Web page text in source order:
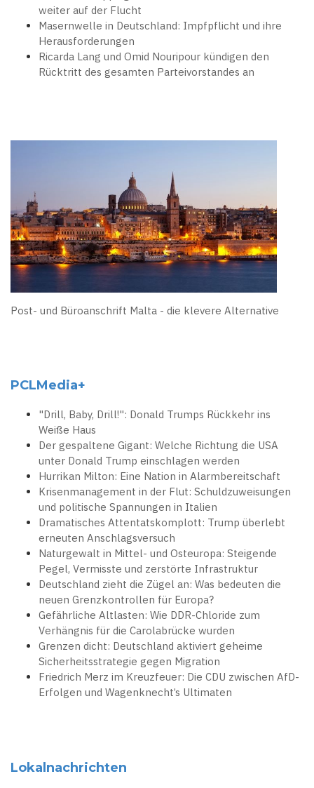
weiter auf der Flucht
Masernwelle in Deutschland: Impfpflicht und ihre
Herausforderungen
Ricarda Lang und Omid Nouripour kündigen den
Rücktritt des gesamten Parteivorstandes an
Post- und Büroanschrift Malta - die klevere Alternative
PCLMedia+
"Drill, Baby, Drill!": Donald Trumps Rückkehr ins
Weiße Haus
Der gespaltene Gigant: Welche Richtung die USA
unter Donald Trump einschlagen werden
Hurrikan Milton: Eine Nation in Alarmbereitschaft
Krisenmanagement in der Flut: Schuldzuweisungen
und politische Spannungen in Italien
Dramatisches Attentatskomplott: Trump überlebt
erneuten Anschlagsversuch
Naturgewalt in Mittel- und Osteuropa: Steigende
Pegel, Vermisste und zerstörte Infrastruktur
Deutschland zieht die Zügel an: Was bedeuten die
neuen Grenzkontrollen für Europa?
Gefährliche Altlasten: Wie DDR-Chloride zum
Verhängnis für die Carolabrücke wurden
Grenzen dicht: Deutschland aktiviert geheime
Sicherheitsstrategie gegen Migration
Friedrich Merz im Kreuzfeuer: Die CDU zwischen AfD-
Erfolgen und Wagenknecht’s Ultimaten
Lokalnachrichten